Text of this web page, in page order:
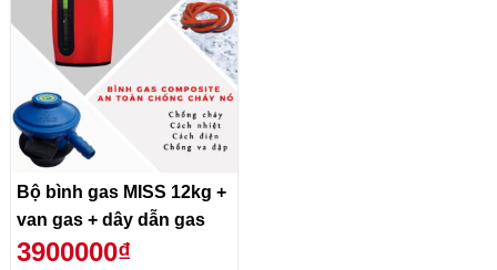
Bộ bình gas MISS 12kg +
van gas + dây dẫn gas
3900000₫